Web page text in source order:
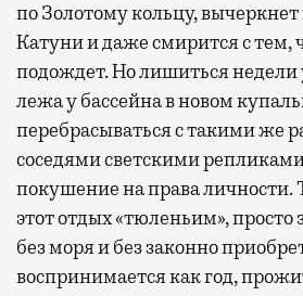
по Золотому кольцу, вычеркнет
Катуни и даже смирится с тем,
подождет. Но лишиться недели
лежа у бассейна в новом
перебрасываться с такими же
соседями светскими
покушение на права личности.
этот отдых «тюленьим»,
без моря и без законно
воспринимается как год,